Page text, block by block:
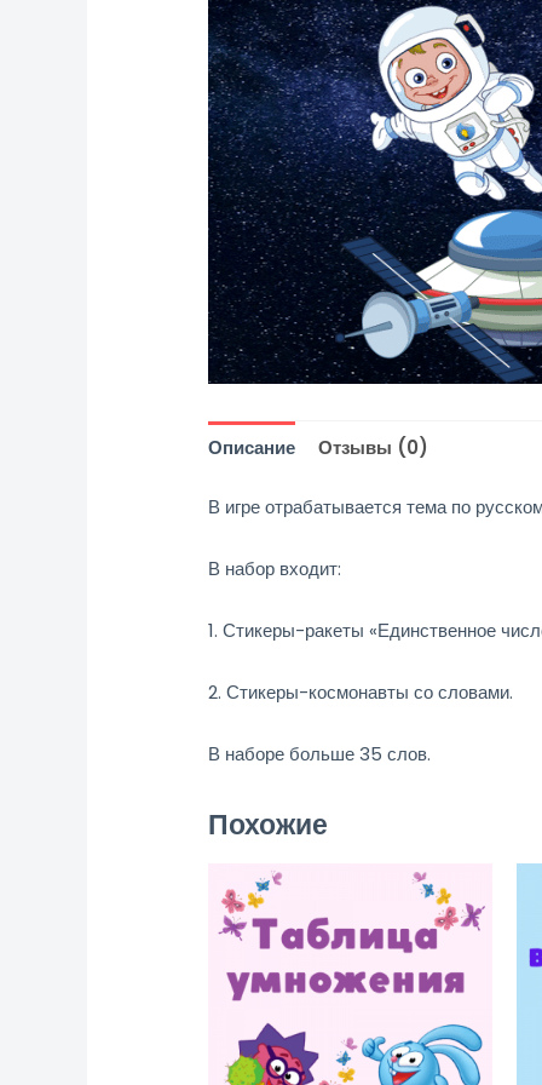
Описание Отзывы (0)
В игре отрабатывается тема по
В набор входит:
1. Стикеры-ракеты «Единственное
2. Стикеры-космонавты со словами.
В наборе больше 35 слов.
Похожие